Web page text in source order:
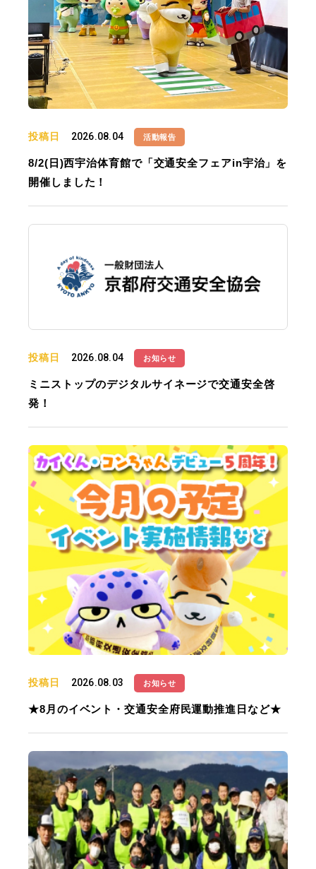
投稿日 2026.08.04 活動報告
8/2(日)西宇治体育館で「交通安全フェアin宇治」を
開催しました！
投稿日 2026.08.04 お知らせ
ミニストップのデジタルサイネージで交通安全啓
発！
投稿日 2026.08.03 お知らせ
★8月のイベント・交通安全府民運動推進日など★